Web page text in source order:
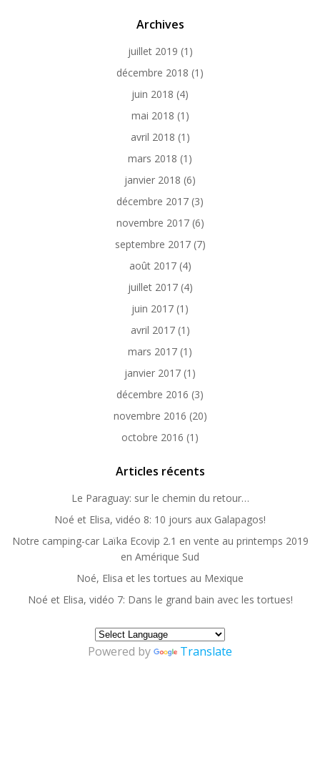
Archives
juillet 2019 (1)
décembre 2018 (1)
juin 2018 (4)
mai 2018 (1)
avril 2018 (1)
mars 2018 (1)
janvier 2018 (6)
décembre 2017 (3)
novembre 2017(6)
septembre 2017(7)
août 2017(4)
juillet 2017(4)
juin 2017 (1)
avril 2017(1)
mars 2017 (1)
janvier 2017 (1)
décembre 2016 (3)
novembre 2016 (20)
octobre 2016 (1)
Articles récents
Le Paraguay: sur le chemin du retour…
Noé et Elisa, vidéo 8: 10 jours aux Galapagos!
Notre camping-car Laïka Ecovip 2.1 en vente au printemps 2019
en Amérique Sud
Noé, Elisa et les tortues au Mexique
Noé et Elisa, vidéo 7: Dans le grand bain avec les tortues!
Powered by Translate